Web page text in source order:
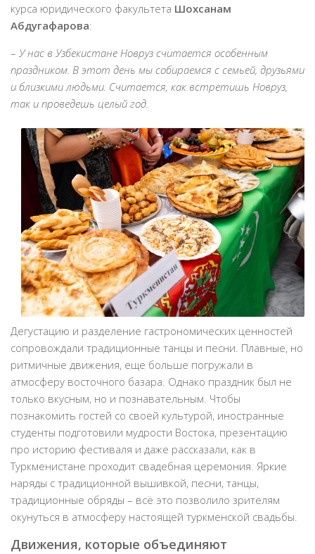
курса юридического факультета Шохсанам
Абдугафарова:
– У нас в Узбекистане Новруз считается особенным
праздником. В этот день мы собираемся с семьей, друзьями
и близкими людьми. Считается, как встретишь Новруз,
так и проведешь целый год.
Дегустацию и разделение гастрономических ценностей
сопровождали традиционные танцы и песни. Плавные, но
ритмичные движения, еще больше погружали в
атмосферу восточного базара. Однако праздник был не
только вкусным, но и познавательным. Чтобы
познакомить гостей со своей культурой, иностранные
студенты подготовили мудрости Востока, презентацию
про историю фестиваля и даже рассказали, как в
Туркменистане проходит свадебная церемония. Яркие
наряды с традиционной вышивкой, песни, танцы,
традиционные обряды – всё это позволило зрителям
окунуться в атмосферу настоящей туркменской свадьбы.
Движения, которые объединяют